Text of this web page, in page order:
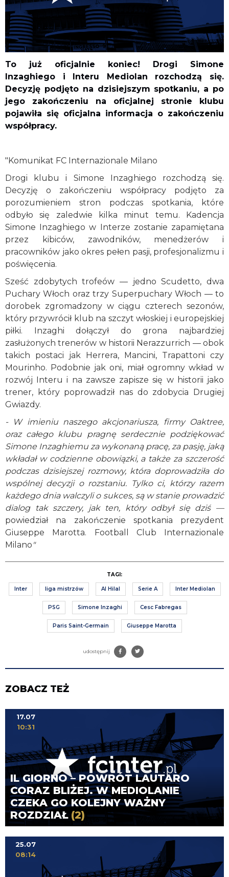
To już oficjalnie koniec! Drogi Simone
Inzaghiego i Interu Mediolan rozchodzą się.
Decyzję podjęto na dzisiejszym spotkaniu, a po
jego zakończeniu na oficjalnej stronie klubu
pojawiła się oficjalna informacja o zakończeniu
współpracy.
"Komunikat FC Internazionale Milano
Drogi klubu i Simone Inzaghiego rozchodzą się.
Decyzję o zakończeniu współpracy podjęto za
porozumieniem stron podczas spotkania, które
odbyło się zaledwie kilka minut temu. Kadencja
Simone Inzaghiego w Interze zostanie zapamiętana
przez kibiców, zawodników, menedżerów i
pracowników jako okres pełen pasji, profesjonalizmu i
poświęcenia.
Sześć zdobytych trofeów — jedno Scudetto, dwa
Puchary Włoch oraz trzy Superpuchary Włoch — to
dorobek zgromadzony w ciągu czterech sezonów,
który przywrócił klub na szczyt włoskiej i europejskiej
piłki. Inzaghi dołączył do grona najbardziej
zasłużonych trenerów w historii Nerazzurrich — obok
takich postaci jak Herrera, Mancini, Trapattoni czy
Mourinho. Podobnie jak oni, miał ogromny wkład w
rozwój Interu i na zawsze zapisze się w historii jako
trener, który poprowadził nas do zdobycia Drugiej
Gwiazdy.
- W imieniu naszego akcjonariusza, firmy Oaktree,
oraz całego klubu pragnę serdecznie podziękować
Simone Inzaghiemu za wykonaną pracę, za pasję, jaką
wkładał w codzienne obowiązki, a także za szczerość
podczas dzisiejszej rozmowy, która doprowadziła do
wspólnej decyzji o rozstaniu. Tylko ci, którzy razem
każdego dnia walczyli o sukces, są w stanie prowadzić
dialog tak szczery, jak ten, który odbył się dziś —
powiedział na zakończenie spotkania prezydent
Giuseppe Marotta. Football Club Internazionale
Milano "
TAGI:
Inter liga mistrzów Al Hilal Serie A Inter Mediolan
PSG Simone Inzaghi Cesc Fabregas
Paris Saint-Germain Giuseppe Marotta
udostępnij
ZOBACZ TEŻ
IL GIORNO – POWRÓT LAUTARO
CORAZ BLIŻEJ. W MEDIOLANIE
CZEKA GO KOLEJNY WAŻNY
ROZDZIAŁ (2)
17.07
10:31
25.07
08:14